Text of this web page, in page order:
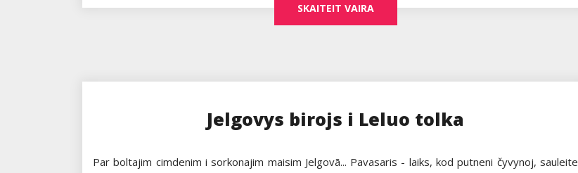
SKAITEIT VAIRA
Jelgovys birojs i Leluo tolka
Par boltajim cimdenim i sorkonajim maisim Jelgovā... Pavasaris - laiks, kod putneni čyvynoj, sauleite